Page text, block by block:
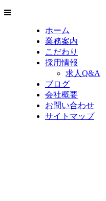
ホーム
業務案内
こだわり
採用情報
求人Q&A
ブログ
会社概要
お問い合わせ
サイトマップ